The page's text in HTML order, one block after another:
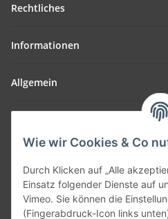
Wie wir Cookies & Co
Durch Klicken auf „Alle
Einsatz folgender Dienste auf
Vimeo. Sie können die
(Fingerabdruck-Icon links
Rechtliches
Informationen
Allgemein
Vertrag